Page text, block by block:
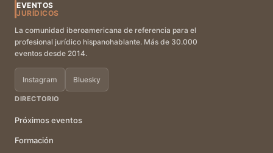
EVENTOS
JURÍDICOS
La comunidad iberoamericana de referencia para el
profesional jurídico hispanohablante. Más de 30.000
eventos desde 2014.
Instagram Bluesky
DIRECTORIO
Próximos eventos
Formación